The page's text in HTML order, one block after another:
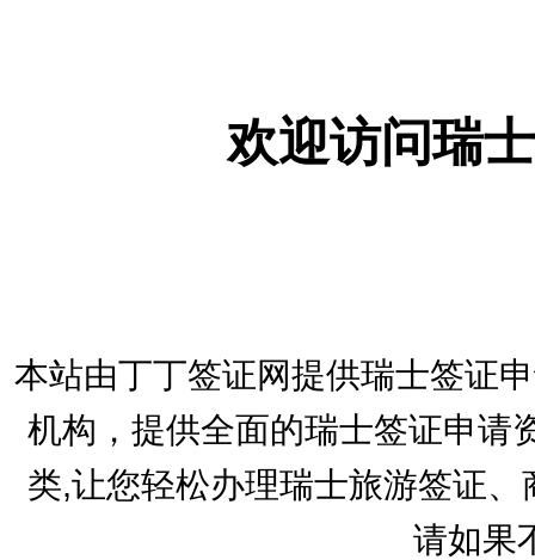
欢迎访问瑞
本站由丁丁签证网提供瑞士签证
机构，提供全面的瑞士签证申请
类,让您轻松办理瑞士旅游签证
请如果